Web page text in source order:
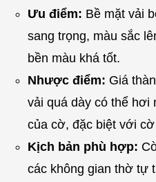
Ưu điểm: Bề mặt vải
sang trọng, màu sắc
bền màu khá tốt.
Nhược điểm: Giá
vải quá dày có thể hơi
của cờ, đặc biệt với
Kịch bản phù hợp:
các không gian thờ tự